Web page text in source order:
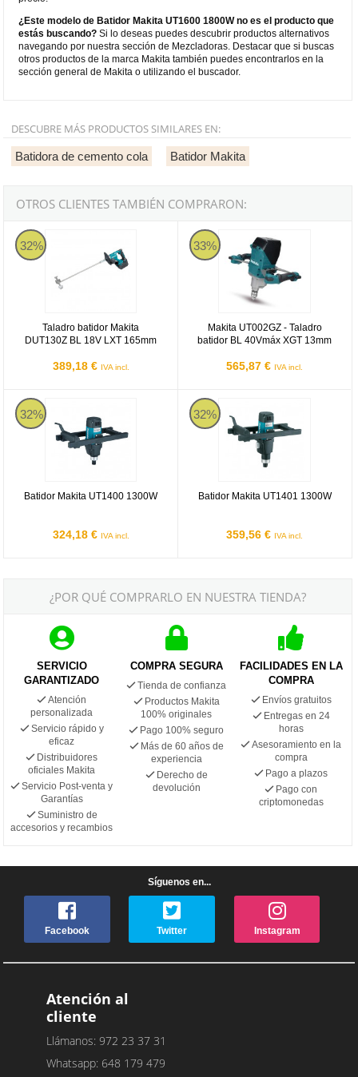
¿Este modelo de Batidor Makita UT1600 1800W no es el producto que
estás buscando? Si lo deseas puedes descubrir productos alternativos
navegando por nuestra sección de Mezcladoras. Destacar que si buscas
otros productos de la marca Makita también puedes encontrarlos en la
sección general de Makita o utilizando el buscador.
DESCUBRE MÁS PRODUCTOS SIMILARES EN:
Batidora de cemento cola Batidor Makita
OTROS CLIENTES TAMBIÉN COMPRARON:
32%
Taladro batidor Makita
DUT130Z BL 18V LXT 165mm
389,18 € IVA incl.
Taladro batidor Makita DUT130Z BL 18V LXT 165mm
33%
Makita UT002GZ - Taladro
batidor BL 40Vmáx XGT 13mm
565,87 € IVA incl.
Makita UT002GZ - Taladro
32%
Batidor Makita UT1400 1300W
324,18 € IVA incl.
Batidor Makita UT1400 1300W
32%
Batidor Makita UT1401 1300W
359,56 € IVA incl.
Batidor Makita UT1401 1300W
¿POR QUÉ COMPRARLO EN NUESTRA TIENDA?
SERVICIO
GARANTIZADO
Atención
personalizada
Servicio rápido y
eficaz
Distribuidores
oficiales Makita
Servicio Post-venta y
Garantías
Suministro de
accesorios y recambios
COMPRA SEGURA
Tienda de confianza
Productos Makita
100% originales
Pago 100% seguro
Más de 60 años de
experiencia
Derecho de
devolución
FACILIDADES EN LA
COMPRA
Envíos gratuitos
Entregas en 24
horas
Asesoramiento en la
compra
Pago a plazos
Pago con
criptomonedas
Síguenos en...
Facebook Twitter Instagram
Atención al
cliente
Llámanos: 972 23 37 31
Whatsapp: 648 179 479